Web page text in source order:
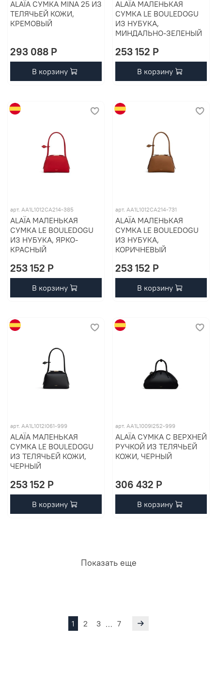
ALAÏA СУМКА MINA 25 ИЗ
ТЕЛЯЧЬЕЙ КОЖИ,
КРЕМОВЫЙ
293 088 P
В корзину
ALAÏA МАЛЕНЬКАЯ
СУМКА LE BOULEDOGU
ИЗ НУБУКА,
МИНДАЛЬНО-ЗЕЛЕНЫЙ
253 152 P
В корзину
арт. AA1L1012CA214-385
ALAÏA МАЛЕНЬКАЯ
СУМКА LE BOULEDOGU
ИЗ НУБУКА, ЯРКО-
КРАСНЫЙ
253 152 P
В корзину
арт. AA1L1012CA214-731
ALAÏA МАЛЕНЬКАЯ
СУМКА LE BOULEDOGU
ИЗ НУБУКА,
КОРИЧНЕВЫЙ
253 152 P
В корзину
арт. AA1L1012I061-999
ALAÏA МАЛЕНЬКАЯ
СУМКА LE BOULEDOGU
ИЗ ТЕЛЯЧЬЕЙ КОЖИ,
ЧЕРНЫЙ
253 152 P
В корзину
арт. AA1L1009I252-999
ALAÏA СУМКА С ВЕРХНЕЙ
РУЧКОЙ ИЗ ТЕЛЯЧЬЕЙ
КОЖИ, ЧЕРНЫЙ
306 432 P
В корзину
Показать еще
1 2 3 … 7